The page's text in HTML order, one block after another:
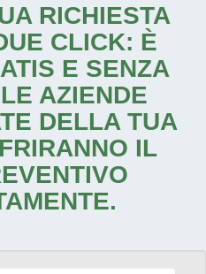
RICHIESTA
CLICK: È
E SENZA
AZIENDE
DELLA TUA
IL